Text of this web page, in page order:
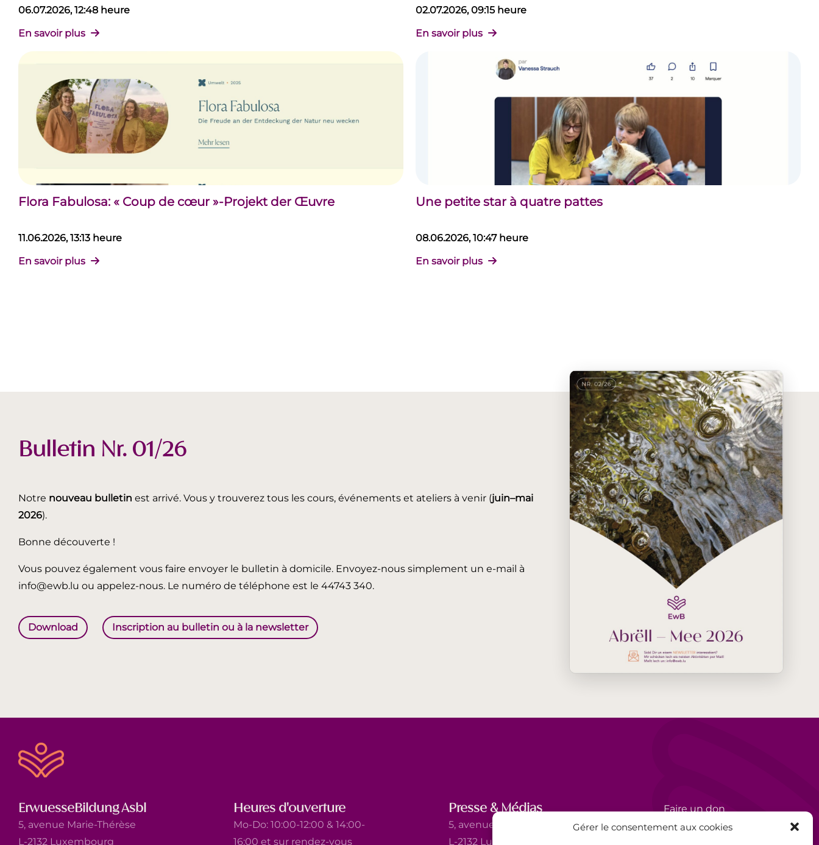
Gérer le consentement aux cookies
06.07.2026, 12:48 heure
En savoir plus
02.07.2026, 09:15 heure
En savoir plus
Flora Fabulosa: « Coup de cœur »-Projekt der Œuvre
11.06.2026, 13:13 heure
En savoir plus
Une petite star à quatre pattes
08.06.2026, 10:47 heure
En savoir plus
Bulletin Nr. 01/26
Notre nouveau bulletin est arrivé. Vous y trouverez tous les cours, événements et ateliers à venir (juin–mai
2026).
Bonne découverte !
Vous pouvez également vous faire envoyer le bulletin à domicile. Envoyez-nous simplement un e-mail à
info@ewb.lu ou appelez-nous. Le numéro de téléphone est le 44743 340.
Download Inscription au bulletin ou à la newsletter
ErwuesseBildung Asbl
5, avenue Marie-Thérèse
L-2132 Luxembourg
Heures d'ouverture
Mo-Do: 10:00-12:00 & 14:00-
16:00 et sur rendez-vous
Presse & Médias
5, avenue Marie-Thérèse
L-2132 Luxembourg
Faire un don
Bénévolat